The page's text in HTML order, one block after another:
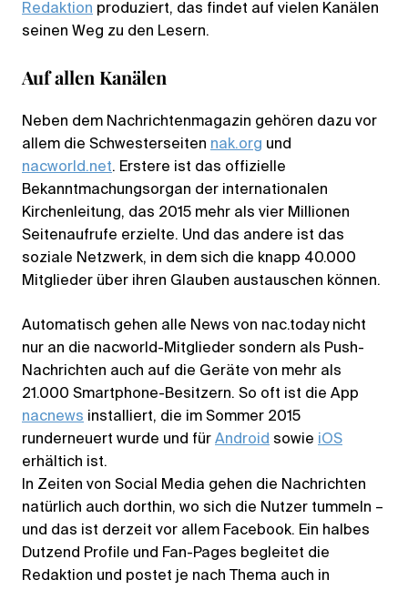
Redaktion produziert, das findet auf vielen Kanälen
seinen Weg zu den Lesern.
Auf allen Kanälen
Neben dem Nachrichtenmagazin gehören dazu vor
allem die Schwesterseiten nak.org und
nacworld.net. Erstere ist das offizielle
Bekanntmachungsorgan der internationalen
Kirchenleitung, das 2015 mehr als vier Millionen
Seitenaufrufe erzielte. Und das andere ist das
soziale Netzwerk, in dem sich die knapp 40.000
Mitglieder über ihren Glauben austauschen können.
Automatisch gehen alle News von nac.today nicht
nur an die nacworld-Mitglieder sondern als Push-
Nachrichten auch auf die Geräte von mehr als
21.000 Smartphone-Besitzern. So oft ist die App
nacnews installiert, die im Sommer 2015
runderneuert wurde und für Android sowie iOS
erhältich ist.
In Zeiten von Social Media gehen die Nachrichten
natürlich auch dorthin, wo sich die Nutzer tummeln –
und das ist derzeit vor allem Facebook. Ein halbes
Dutzend Profile und Fan-Pages begleitet die
Redaktion und postet je nach Thema auch in